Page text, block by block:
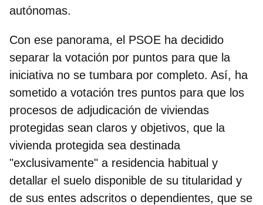
autónomas.
Con ese panorama, el PSOE ha decidido
separar la votación por puntos para que la
iniciativa no se tumbara por completo. Así, ha
sometido a votación tres puntos para que los
procesos de adjudicación de viviendas
protegidas sean claros y objetivos, que la
vivienda protegida sea destinada
"exclusivamente" a residencia habitual y
detallar el suelo disponible de su titularidad y
de sus entes adscritos o dependientes, que se